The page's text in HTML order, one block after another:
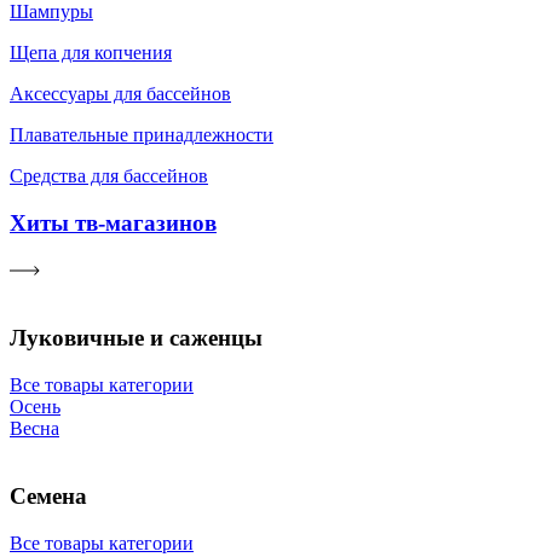
Шампуры
Щепа для копчения
Аксессуары для бассейнов
Плавательные принадлежности
Средства для бассейнов
Хиты тв-магазинов
Луковичные и саженцы
Все товары категории
Осень
Весна
Семена
Все товары категории